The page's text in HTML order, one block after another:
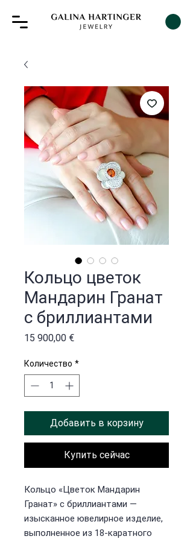
Кольцо цветок
Мандарин Гранат
с бриллиантами
15 900,00 €Цена
Количество *
Добавить в корзину
Купить сейчас
Кольцо «Цветок Мандарин
Гранат» с бриллиантами —
изысканное ювелирное изделие,
выполненное из 18-каратного